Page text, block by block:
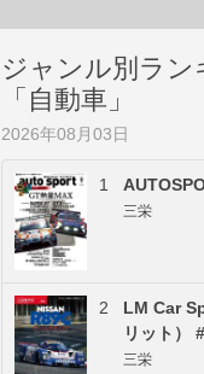
ジャンル別ラン
「自動車」
2026年08月03日
1
三栄
2
LM Car
リット）
三栄